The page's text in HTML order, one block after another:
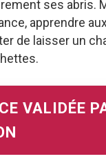
ses abris.
apprendre
de laisser un
VALIDÉE